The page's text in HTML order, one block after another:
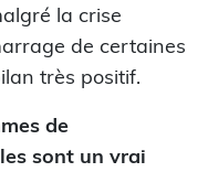
la crise
de certaines
très positif.
de
sont un vrai